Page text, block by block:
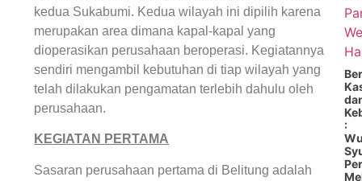
kedua Sukabumi. Kedua wilayah ini dipilih karena
merupakan area dimana kapal-kapal yang
dioperasikan perusahaan beroperasi. Kegiatannya
sendiri mengambil kebutuhan di tiap wilayah yang
telah dilakukan pengamatan terlebih dahulu oleh
perusahaan.
KEGIATAN PERTAMA
Sasaran perusahaan pertama di Belitung adalah
: